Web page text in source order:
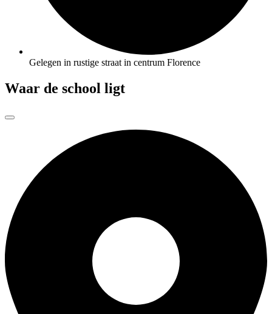
Gelegen in rustige straat in centrum Florence
Waar de school ligt